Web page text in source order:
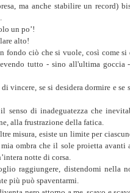
ma anche stabilire un record)
un po’!
alto!
fondo ciò che si vuole, così come si
tutto - sino all'ultima goccia
vincere, se si desidera dormire e se
senso di inadeguatezza che
alla frustrazione della fatica.
misura, esiste un limite per
ombra che il sole proietta avanti
notte di corsa.
raggiungere, distendomi nella
più può spaventarmi.